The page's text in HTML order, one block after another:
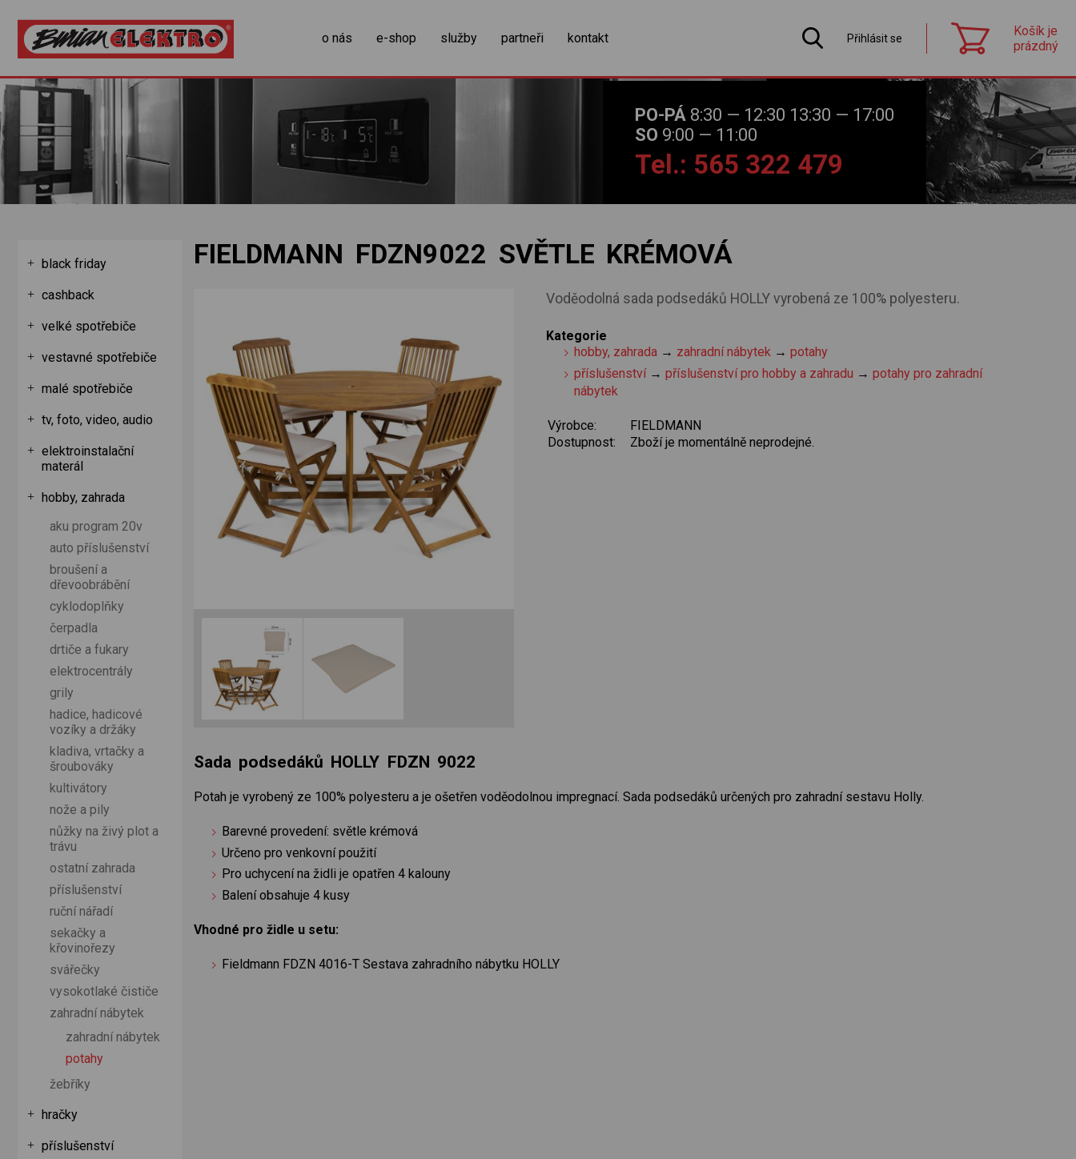
o nás e-shop služby partneři kontakt Přihlásit se
Košík je
prázdný
zobrazit obsah košíku
PO-PÁ 8:30 — 12:30 13:30 — 17:00
SO 9:00 — 11:00
Tel.: 565 322 479
FIELDMANN FDZN9022 SVĚTLE KRÉMOVÁ
Voděodolná sada podsedáků HOLLY vyrobená ze 100% polyesteru.
Kategorie
hobby, zahrada → zahradní nábytek →potahy
příslušenství→příslušenství pro hobby a zahradu →potahy pro zahradní
nábytek
Výrobce:
FIELDMANN
Dostupnost:
Zboží je momentálně neprodejné.
Sada podsedáků HOLLY FDZN 9022
Potah je vyrobený ze 100% polyesteru a je ošetřen voděodolnou impregnací. Sada podsedáků určených pro zahradní sestavu Holly.
Barevné provedení: světle krémová
Určeno pro venkovní použití
Pro uchycení na židli je opatřen 4 kalouny
Balení obsahuje 4 kusy
Vhodné pro židle u setu:
Fieldmann FDZN 4016-T Sestava zahradního nábytku HOLLY
black friday
cashback
velké spotřebiče
vestavné spotřebiče
malé spotřebiče
tv, foto, video, audio
elektroinstalační
materál
hobby, zahrada
aku program 20v
auto příslušenství
broušení a
dřevoobrábění
cyklodoplňky
čerpadla
drtiče a fukary
elektrocentrály
grily
hadice, hadicové
vozíky a držáky
kladiva, vrtačky a
šroubováky
kultivátory
nože a pily
nůžky na živý plot a
trávu
ostatní zahrada
příslušenství
ruční nářadí
sekačky a
křovinořezy
svářečky
vysokotlaké čističe
zahradní nábytek
zahradní nábytek
potahy
žebříky
hračky
příslušenství